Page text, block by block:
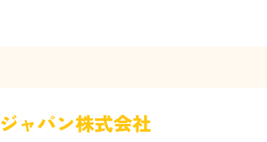
ャパン株式会社